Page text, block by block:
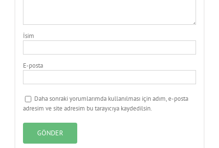
İsim
E-posta
Daha sonraki yorumlarımda kullanılması için adım, e-posta
adresim ve site adresim bu tarayıcıya kaydedilsin.